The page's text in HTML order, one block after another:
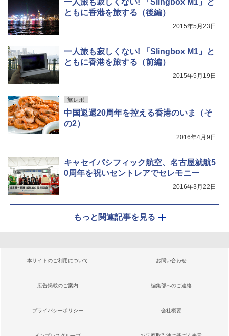
一人旅も寂しくない! 「Slingbox M1」と
ともに香港を旅する（後編）
2015年5月23日
一人旅も寂しくない! 「Slingbox M1」と
ともに香港を旅する（前編）
2015年5月19日
旅レポ
中国返還20周年を控える香港のいま（そ
の2）
2016年4月9日
キャセイパシフィック航空、名古屋就航5
0周年を祝いセントレアでセレモニー
2016年3月22日
もっと関連記事を見る
本サイトのご利用について お問い合わせ
広告掲載のご案内 編集部へのご連絡
プライバシーポリシー 会社概要